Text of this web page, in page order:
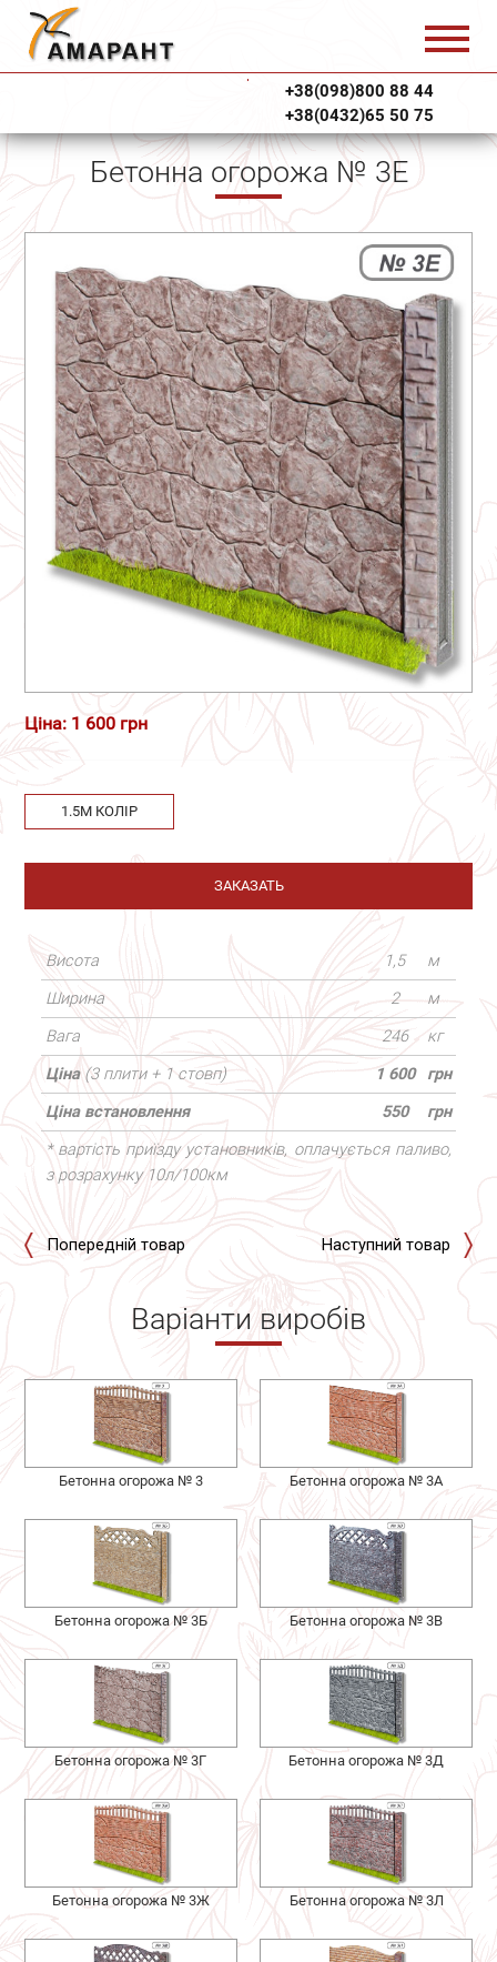
+38(098)800 88 44
+38(0432)65 50 75
Бетонна огорожа № 3Е
Ціна: 1 600 грн
1.5М КОЛІР
ЗАКАЗАТЬ
Висота 1,5
м
Ширина
2
м
Вага
246
кг
Ціна (3 плити + 1 стовп) 1 600
грн
Ціна встановлення
550
грн
* вартість приїзду установників, оплачується паливо,
з розрахунку 10л/100км
Попередній товар Наступний товар
Варіанти виробів
Бетонна огорожа № 3 Бетонна огорожа № 3А
Бетонна огорожа № 3Б Бетонна огорожа № 3В
Бетонна огорожа № 3Г Бетонна огорожа № 3Д
Бетонна огорожа № 3Ж Бетонна огорожа № 3Л